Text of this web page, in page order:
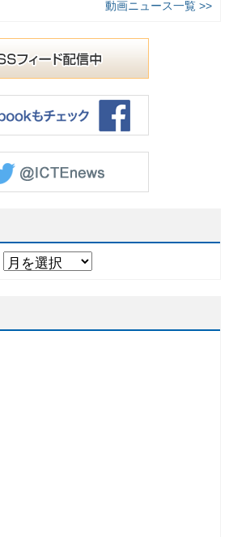
動画ニュース一覧 >>